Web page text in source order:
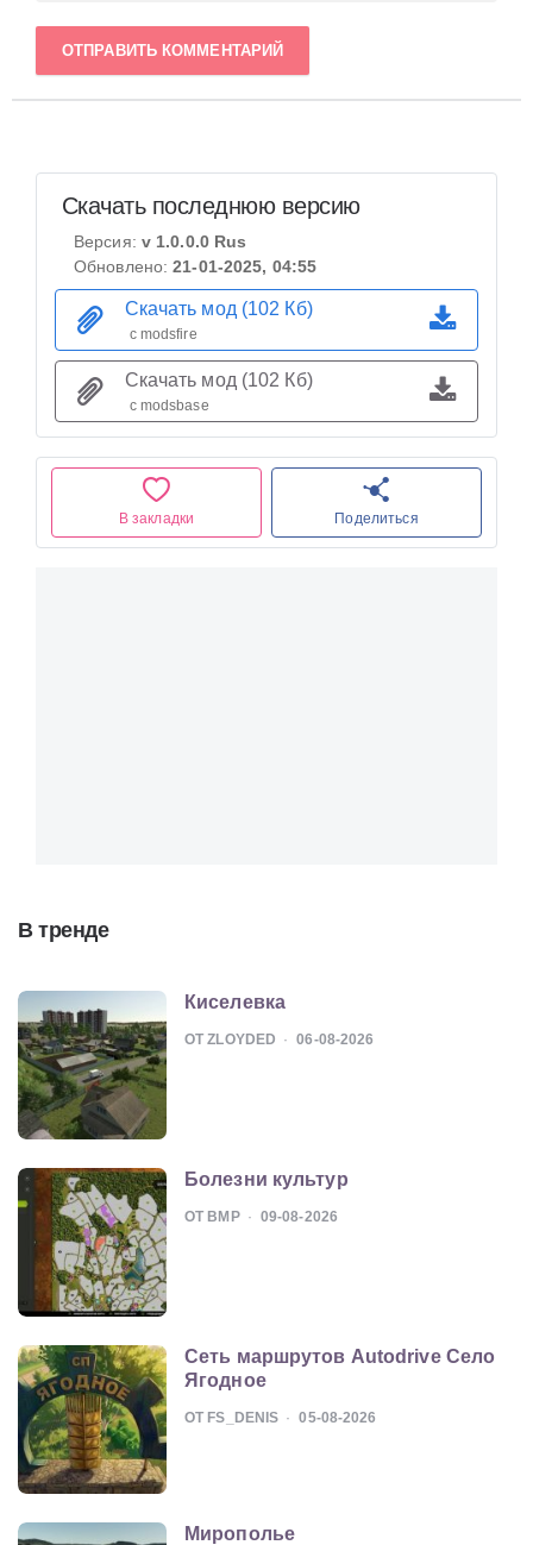
ОТПРАВИТЬ КОММЕНТАРИЙ
В закладки Поделиться
Скачать последнюю версию
Версия: v 1.0.0.0 Rus
Обновлено:21-01-2025, 04:55
Скачать мод (102 Кб)
с modsfire
Скачать мод (102 Кб)
с modsbase
В тренде
Киселевка
ОТ ZLOYDED 06-08-2026
Болезни культур
ОТ BMP 09-08-2026
Сеть маршрутов Autodrive Село
Ягодное
ОТ FS_DENIS 05-08-2026
Мирополье